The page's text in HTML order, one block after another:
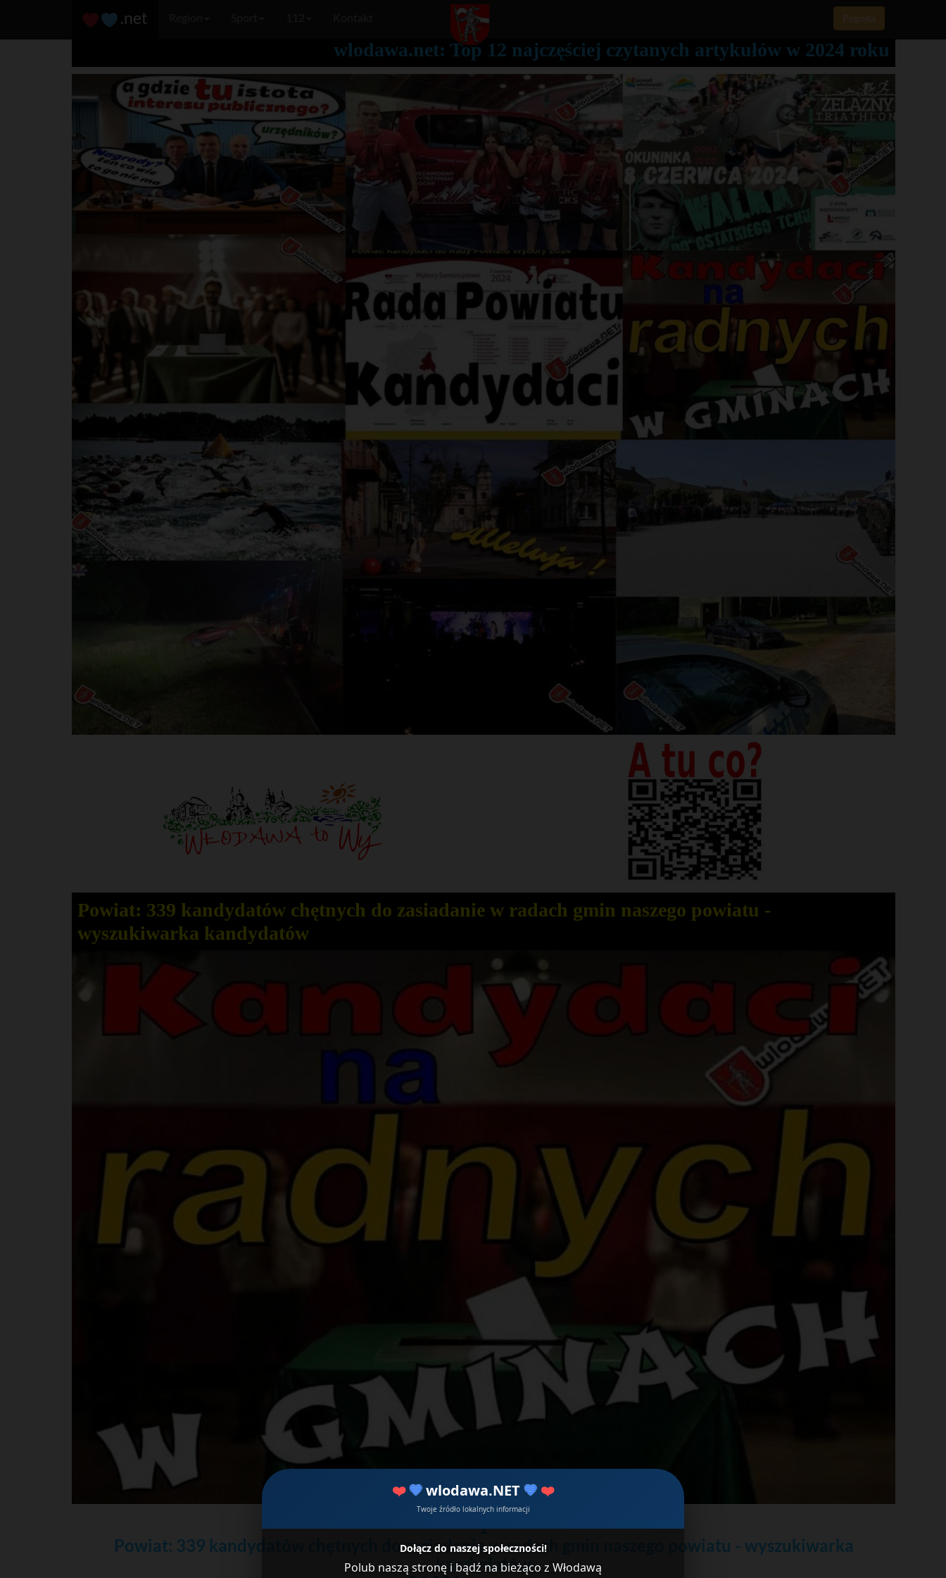
.net Pogoda
❤️ 💙wlodawa.NET 💙 ❤️
Twoje źródło lokalnych informacji
Dołącz do naszej społeczności!
Polub naszą stronę i bądź na bieżąco z Włodawą
wlodawa.net: Top 12 najczęściej czytanych artykułów w 2024 roku
Powiat: 339 kandydatów chętnych do zasiadanie w radach gmin naszego powiatu -
wyszukiwarka kandydatów
1
Powiat: 339 kandydatów chętnych do zasiadanie w radach gmin naszego powiatu - wyszukiwarka
kandydatów